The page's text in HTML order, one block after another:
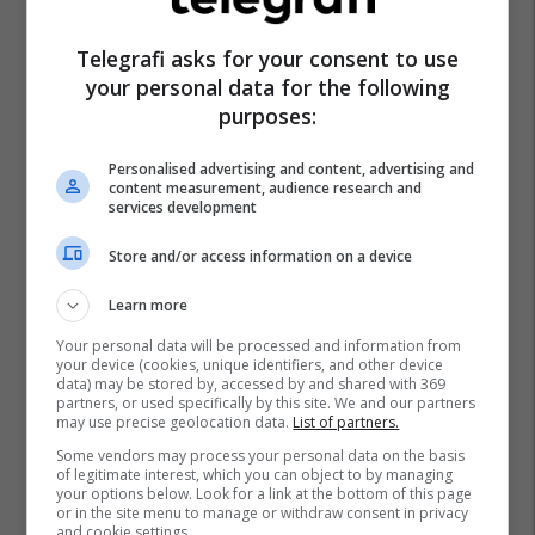
Promo Reklamo këtu
Telegrafi asks for your consent to use
your personal data for the following
purposes:
Personalised advertising and content, advertising and
content measurement, audience research and
services development
Store and/or access information on a device
Learn more
Your personal data will be processed and information from
your device (cookies, unique identifiers, and other device
data) may be stored by, accessed by and shared with 369
partners, or used specifically by this site. We and our partners
may use precise geolocation data. List of partners.
Some vendors may process your personal data on the basis
of legitimate interest, which you can object to by managing
your options below. Look for a link at the bottom of this page
or in the site menu to manage or withdraw consent in privacy